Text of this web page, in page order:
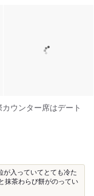
ウンター席はデート
が入っていてとても冷た
と抹茶わらび餅がのってい